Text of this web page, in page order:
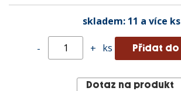
skladem: 11 a více ks
- + ks
Dotaz na produkt